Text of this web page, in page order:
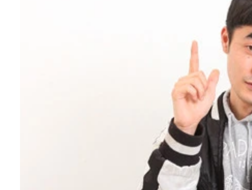
橋本は「いかにも漫才師っぽいことはしたくないので、
ボケの橋本市民球場（２８歳／右）とツッコミの中村遊
『キングオブコント』準々決勝まで進出。今年、『第１